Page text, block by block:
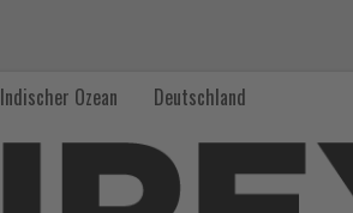
Indischer Ozean Deutschland